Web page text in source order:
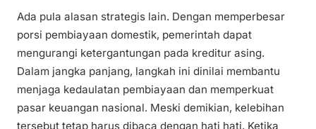
Ada pula alasan strategis lain. Dengan memperbesar
porsi pembiayaan domestik, pemerintah dapat
mengurangi ketergantungan pada kreditur asing.
Dalam jangka panjang, langkah ini dinilai membantu
menjaga kedaulatan pembiayaan dan memperkuat
pasar keuangan nasional. Meski demikian, kelebihan
tersebut tetap harus dibaca dengan hati hati. Ketika